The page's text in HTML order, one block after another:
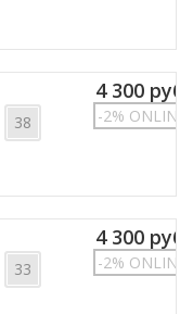
38
4 300 руб.
-2% ONLINE
33
4 300 руб.
-2% ONLINE